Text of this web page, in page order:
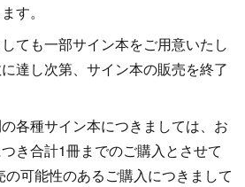
す。
ても一部サイン本をご用意いたし
達し次第、サイン本の販売を終了
各種サイン本につきましては、お
き合計1冊までのご購入とさせて
可能性のあるご購入につきまして